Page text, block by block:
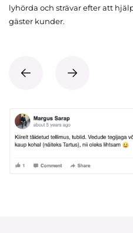
lyhörda och strävar efter att
gäster kunder.